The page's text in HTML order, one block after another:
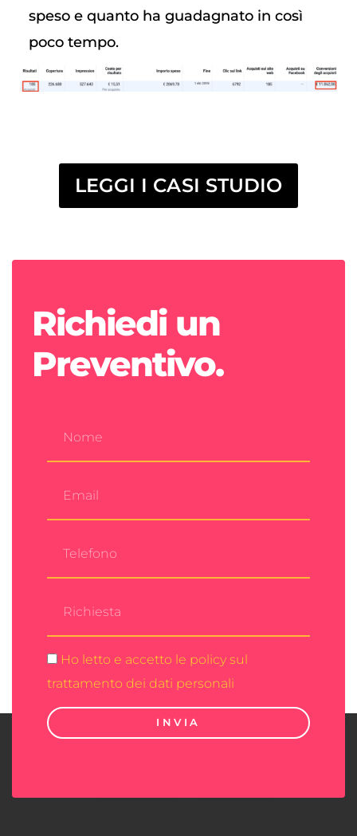
speso e quanto ha guadagnato in così
poco tempo.
LEGGI I CASI STUDIO
Richiedi un
Preventivo.
Ho letto e accetto le policy sul
trattamento dei dati personali
INVIA